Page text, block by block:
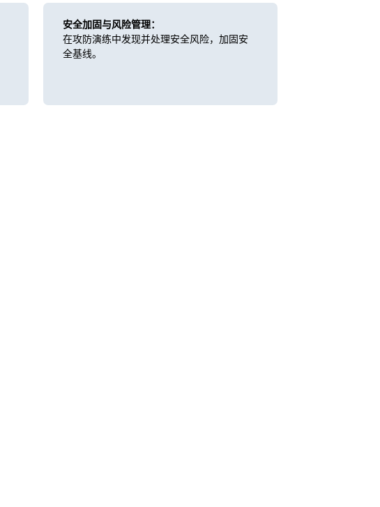
安全加固与风险管理：
在攻防演练中发现并处理安全风险，加固安
全基线。